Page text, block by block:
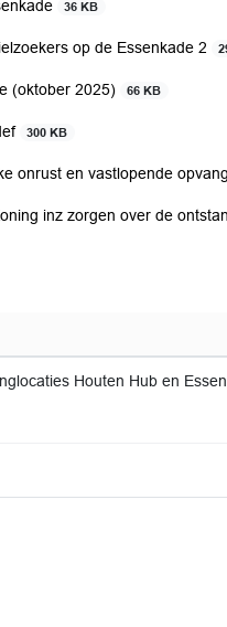
36 KB
op de Essenkade 2
(oktober 2025) 66 KB
300 KB
onrust en vastlopende
inz zorgen over de
Houten Hub en